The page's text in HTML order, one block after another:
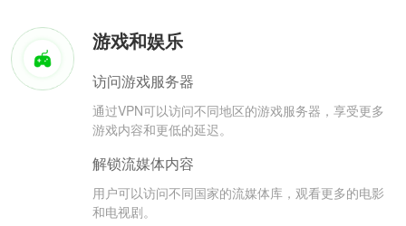
游戏和娱乐
访问游戏服务器
通过VPN可以访问不同地区的游戏服务器，享受更多
游戏内容和更低的延迟。
解锁流媒体内容
用户可以访问不同国家的流媒体库，观看更多的电影
和电视剧。